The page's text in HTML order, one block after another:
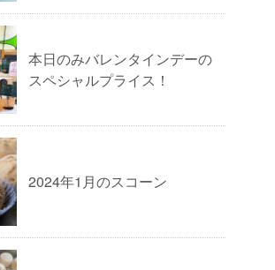
本日のみバレンタインデーの
スペシャルプライス！
2024年1月のスコーン